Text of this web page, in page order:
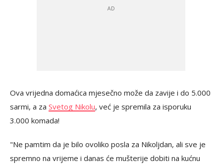
Ova vrijedna domaćica mjesečno može da zavije i do 5.000
sarmi, a za Svetog Nikolu, već je spremila za isporuku
3.000 komada!
"Ne pamtim da je bilo ovoliko posla za Nikoljdan, ali sve je
spremno na vrijeme i danas će mušterije dobiti na kućnu